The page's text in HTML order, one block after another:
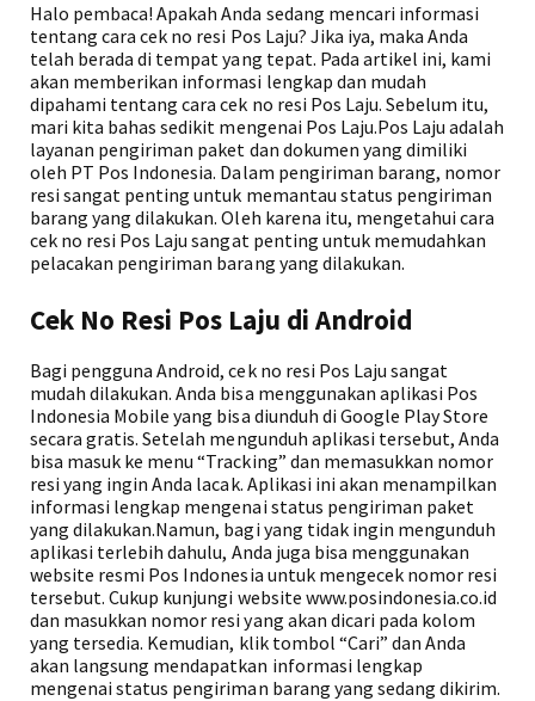
Halo pembaca! Apakah Anda sedang mencari informasi
tentang cara cek no resi Pos Laju? Jika iya, maka Anda
telah berada di tempat yang tepat. Pada artikel ini, kami
akan memberikan informasi lengkap dan mudah
dipahami tentang cara cek no resi Pos Laju. Sebelum itu,
mari kita bahas sedikit mengenai Pos Laju.Pos Laju adalah
layanan pengiriman paket dan dokumen yang dimiliki
oleh PT Pos Indonesia. Dalam pengiriman barang, nomor
resi sangat penting untuk memantau status pengiriman
barang yang dilakukan. Oleh karena itu, mengetahui cara
cek no resi Pos Laju sangat penting untuk memudahkan
pelacakan pengiriman barang yang dilakukan.
Cek No Resi Pos Laju di Android
Bagi pengguna Android, cek no resi Pos Laju sangat
mudah dilakukan. Anda bisa menggunakan aplikasi Pos
Indonesia Mobile yang bisa diunduh di Google Play Store
secara gratis. Setelah mengunduh aplikasi tersebut, Anda
bisa masuk ke menu “Tracking” dan memasukkan nomor
resi yang ingin Anda lacak. Aplikasi ini akan menampilkan
informasi lengkap mengenai status pengiriman paket
yang dilakukan.Namun, bagi yang tidak ingin mengunduh
aplikasi terlebih dahulu, Anda juga bisa menggunakan
website resmi Pos Indonesia untuk mengecek nomor resi
tersebut. Cukup kunjungi website www.posindonesia.co.id
dan masukkan nomor resi yang akan dicari pada kolom
yang tersedia. Kemudian, klik tombol “Cari” dan Anda
akan langsung mendapatkan informasi lengkap
mengenai status pengiriman barang yang sedang dikirim.